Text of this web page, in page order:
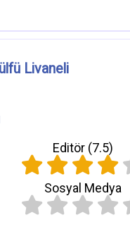
Livaneli
Editör (7.5)
Sosyal Medya